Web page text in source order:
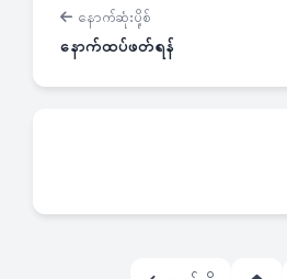
နောက်ဆုံးပို့စ်
နောက်ထပ်ဖတ်ရန်